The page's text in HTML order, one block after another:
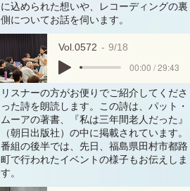
に込められた想いや、レコーディングの裏
側についてお話を伺います。
Vol.0572 9/18
00:00 / 29:43
リスナーの方がお便りでご紹介してくださ
った詩を朗読します。この詩は、パット・
ムーアの著書、『私は三年間老人だった』
（朝日出版社）の中に掲載されています。
番組の後半では、先日、福島県田村市都路
町で行われたイベントの様子もお伝えしま
す。